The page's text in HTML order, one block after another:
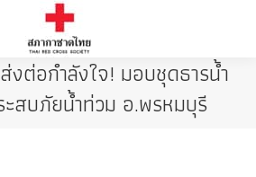
งต่อกำลังใจ! มอบชุดธารน้ำ
สบภัยน้ำท่วม อ.พรหมบุรี